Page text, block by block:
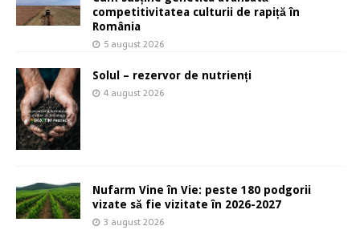
competitivitatea culturii de rapiță în
România
5 august 2026
Solul – rezervor de nutrienți
4 august 2026
Nufarm Vine în Vie: peste 180 podgorii
vizate să fie vizitate în 2026-2027
3 august 2026